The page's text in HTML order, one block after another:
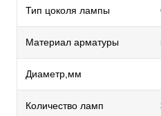
Тип цоколя лампы
Материал арматуры
Диаметр,мм
Количество ламп